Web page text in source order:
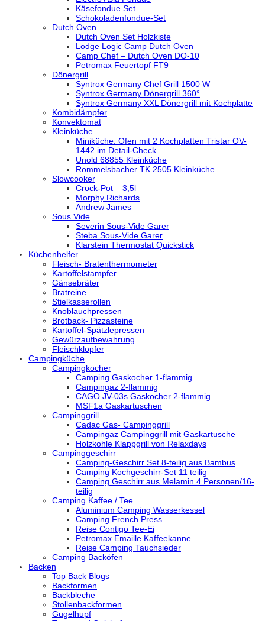
Käsefondue Set
Schokoladenfondue-Set
Dutch Oven
Dutch Oven Set Holzkiste
Lodge Logic Camp Dutch Oven
Camp Chef – Dutch Oven DO-10
Petromax Feuertopf FT9
Dönergrill
Syntrox Germany Chef Grill 1500 W
Syntrox Germany Dönergrill 360°
Syntrox Germany XXL Dönergrill mit Kochplatte
Kombidämpfer
Konvektomat
Kleinküche
Miniküche: Ofen mit 2 Kochplatten Tristar OV-
1442 im Detail-Check
Unold 68855 Kleinküche
Rommelsbacher TK 2505 Kleinküche
Slowcooker
Crock-Pot – 3,5l
Morphy Richards
Andrew James
Sous Vide
Severin Sous-Vide Garer
Steba Sous-Vide Garer
Klarstein Thermostat Quickstick
Küchenhelfer
Fleisch- Bratenthermometer
Kartoffelstampfer
Gänsebräter
Bratreine
Stielkasserollen
Knoblauchpressen
Brotback- Pizzasteine
Kartoffel-Spätzlepressen
Gewürzaufbewahrung
Fleischklopfer
Campingküche
Campingkocher
Camping Gaskocher 1-flammig
Campingaz 2-flammig
CAGO JV-03s Gaskocher 2-flammig
MSF1a Gaskartuschen
Campinggrill
Cadac Gas- Campinggrill
Campingaz Campinggrill mit Gaskartusche
Holzkohle Klappgrill von Relaxdays
Campinggeschirr
Camping-Geschirr Set 8-teilig aus Bambus
Camping Kochgeschirr-Set 11 teilig
Camping Geschirr aus Melamin 4 Personen/16-
teilig
Camping Kaffee / Tee
Aluminium Camping Wasserkessel
Camping French Press
Reise Contigo Tee-Ei
Petromax Emaille Kaffeekanne
Reise Camping Tauchsieder
Camping Backöfen
Backen
Top Back Blogs
Backformen
Backbleche
Stollenbackformen
Gugelhupf